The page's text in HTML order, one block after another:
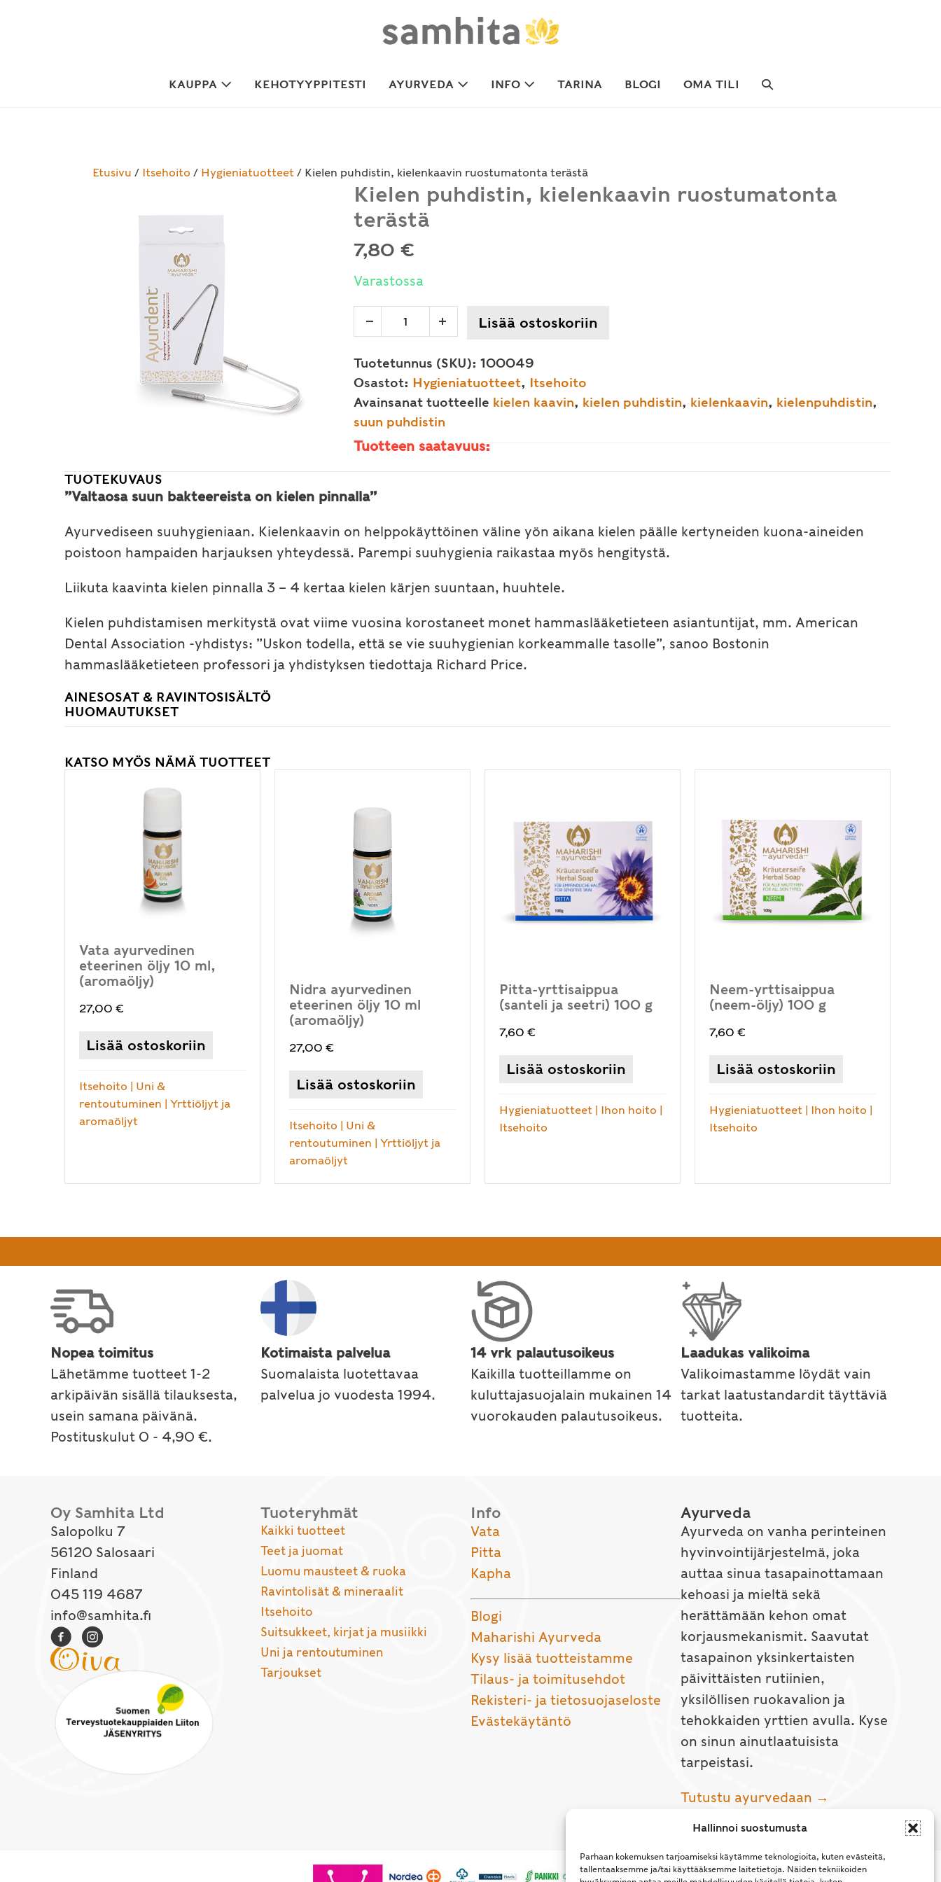
Hallinnoi suostumusta
Parhaan kokemuksen tarjoamiseksi käytämme teknologioita, kuten evästeitä,
tallentaaksemme ja/tai käyttääksemme laitetietoja. Näiden tekniikoiden
KAUPPA KEHOTYYPPITESTI AYURVEDA INFO TARINA BLOGI OMA TILI
SEARCH
Etusivu / Itsehoito / Hygieniatuotteet / Kielen puhdistin, kielenkaavin ruostumatonta terästä
Kielen puhdistin, kielenkaavin ruostumatonta
terästä
7,80 €
Varastossa
Decrease
Kielen
puhdistin,
kielenkaavin
ruostumatonta
terästä
määrä
IncreaseLisää ostoskoriin
Tuotetunnus (SKU): 100049
Osastot: Hygieniatuotteet, Itsehoito
Avainsanat tuotteelle kielen kaavin, kielen puhdistin, kielenkaavin, kielenpuhdistin,
suun puhdistin
Tuotteen saatavuus:
TUOTEKUVAUS
”Valtaosa suun bakteereista on kielen pinnalla”
Ayurvediseen suuhygieniaan. Kielenkaavin on helppokäyttöinen väline yön aikana kielen päälle kertyneiden kuona-aineiden
poistoon hampaiden harjauksen yhteydessä. Parempi suuhygienia raikastaa myös hengitystä.
Liikuta kaavinta kielen pinnalla 3 – 4 kertaa kielen kärjen suuntaan, huuhtele.
Kielen puhdistamisen merkitystä ovat viime vuosina korostaneet monet hammaslääketieteen asiantuntijat, mm. American
Dental Association -yhdistys: ”Uskon todella, että se vie suuhygienian korkeammalle tasolle”, sanoo Bostonin
hammaslääketieteen professori ja yhdistyksen tiedottaja Richard Price.
AINESOSAT & RAVINTOSISÄLTÖ
HUOMAUTUKSET
KATSO MYÖS NÄMÄ TUOTTEET
Vata ayurvedinen
eteerinen öljy 10 ml,
(aromaöljy)
27,00 €
Lisää ostoskoriin
Itsehoito | Uni &
rentoutuminen | Yrttiöljyt ja
aromaöljyt
Nidra ayurvedinen
eteerinen öljy 10 ml
(aromaöljy)
27,00 €
Lisää ostoskoriin
Itsehoito
Uni &
rentoutuminen
Yrttiöljyt ja
aromaöljyt
Pitta-yrttisaippua
(santeli ja seetri) 100 g
7,60 €
Lisää ostoskoriin
Hygieniatuotteet Ihon hoito
Itsehoito
Neem-yrttisaippua
(neem-öljy) 100 g
7,60 €
Lisää ostoskoriin
Hygieniatuotteet Ihon hoito
Itsehoito
Nopea toimitus
Lähetämme tuotteet 1-2
arkipäivän sisällä tilauksesta,
usein samana päivänä.
Postituskulut 0 - 4,90 €.
Kotimaista palvelua
Suomalaista luotettavaa
palvelua jo vuodesta 1994.
14 vrk palautusoikeus
Kaikilla tuotteillamme on
kuluttajasuojalain mukainen 14
vuorokauden palautusoikeus.
Laadukas valikoima
Valikoimastamme löydät vain
tarkat laatustandardit täyttäviä
tuotteita.
Oy Samhita Ltd
Salopolku 7
56120 Salosaari
Finland
045 119 4687
info@samhita.fi
Tuoteryhmät
Kaikki tuotteet
Teet ja juomat
Luomu mausteet & ruoka
Ravintolisät & mineraalit
Itsehoito
Suitsukkeet, kirjat ja musiikki
Uni ja rentoutuminen
Tarjoukset
Info
Vata
Pitta
Kapha
Blogi
Maharishi Ayurveda
Kysy lisää tuotteistamme
Tilaus- ja toimitusehdot
Rekisteri- ja tietosuojaseloste
Evästekäytäntö
Ayurveda
Ayurveda on vanha perinteinen
hyvinvointijärjestelmä, joka
auttaa sinua tasapainottamaan
kehoasi ja mieltä sekä
herättämään kehon omat
korjausmekanismit. Saavutat
tasapainon yksinkertaisten
päivittäisten rutiinien,
yksilöllisen ruokavalion ja
tehokkaiden yrttien avulla. Kyse
on sinun ainutlaatuisista
tarpeistasi.
Tutustu ayurvedaan →